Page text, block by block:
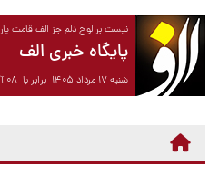
نیست بر لوح دلم جز الف قامت یار
پایگاه خبری الف
شنبه ۱۷ مرداد ۱۴۰۵ برابر با ۰۸ آگوست ۲۰۲۶